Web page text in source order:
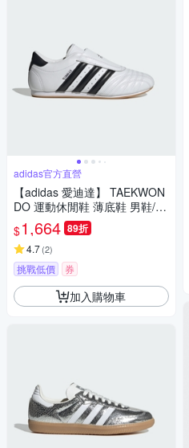
adidas官方直營
【adidas 愛迪達】 TAEKWON
DO 運動休閒鞋 薄底鞋 男鞋/女
鞋 - Originals JQ4774
$1,664 89折
4.7(2)
挑戰低價 券
加入購物車